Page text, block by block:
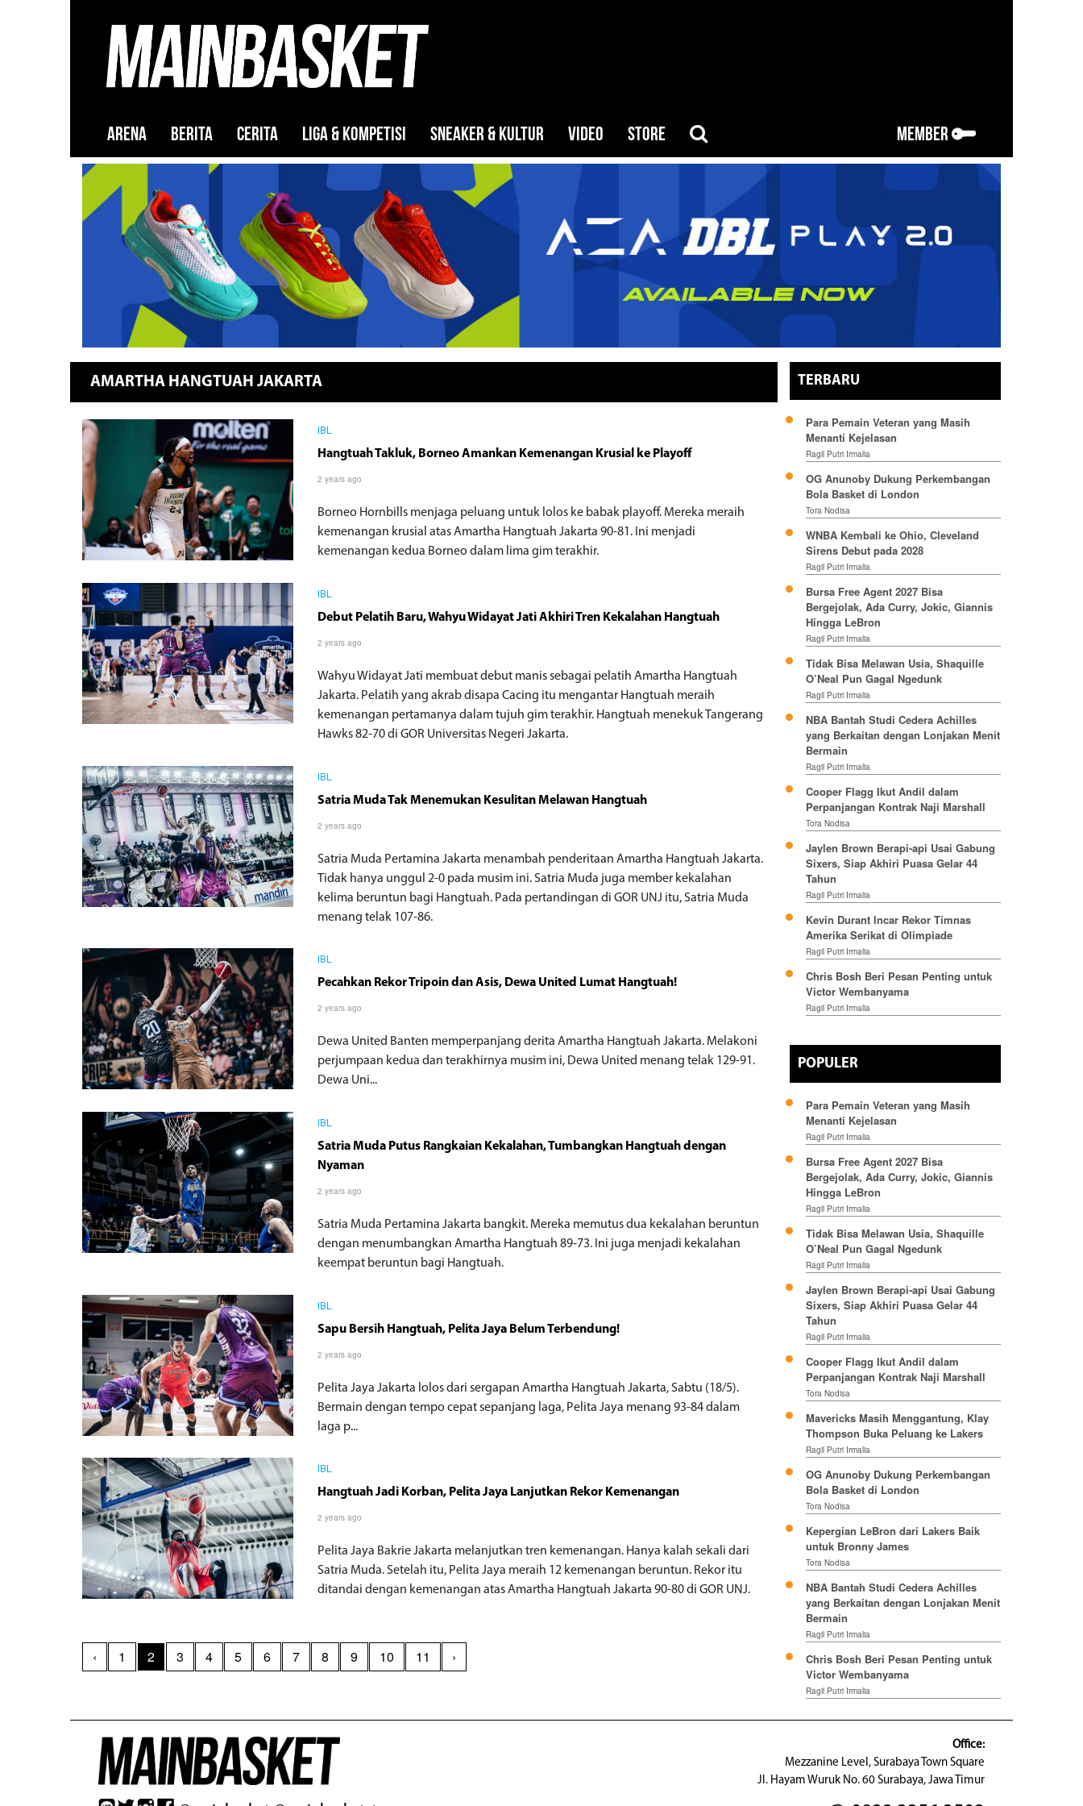
ARENA BERITA CERITA LIGA & KOMPETISI SNEAKER & KULTUR VIDEO STORE MEMBER
AMARTHA HANGTUAH JAKARTA
IBL
Hangtuah Takluk, Borneo Amankan Kemenangan Krusial ke Playoff
2 years ago
Borneo Hornbills menjaga peluang untuk lolos ke babak playoff. Mereka meraih
kemenangan krusial atas Amartha Hangtuah Jakarta 90-81. Ini menjadi
kemenangan kedua Borneo dalam lima gim terakhir.
IBL
Debut Pelatih Baru, Wahyu Widayat Jati Akhiri Tren Kekalahan Hangtuah
2 years ago
Wahyu Widayat Jati membuat debut manis sebagai pelatih Amartha Hangtuah
Jakarta. Pelatih yang akrab disapa Cacing itu mengantar Hangtuah meraih
kemenangan pertamanya dalam tujuh gim terakhir. Hangtuah menekuk Tangerang
Hawks 82-70 di GOR Universitas Negeri Jakarta.
IBL
Satria Muda Tak Menemukan Kesulitan Melawan Hangtuah
2 years ago
Satria Muda Pertamina Jakarta menambah penderitaan Amartha Hangtuah Jakarta.
Tidak hanya unggul 2-0 pada musim ini. Satria Muda juga member kekalahan
kelima beruntun bagi Hangtuah. Pada pertandingan di GOR UNJ itu, Satria Muda
menang telak 107-86.
IBL
Pecahkan Rekor Tripoin dan Asis, Dewa United Lumat Hangtuah!
2 years ago
Dewa United Banten memperpanjang derita Amartha Hangtuah Jakarta. Melakoni
perjumpaan kedua dan terakhirnya musim ini, Dewa United menang telak 129-91.
Dewa Uni...
IBL
Satria Muda Putus Rangkaian Kekalahan, Tumbangkan Hangtuah dengan
Nyaman
2 years ago
Satria Muda Pertamina Jakarta bangkit. Mereka memutus dua kekalahan beruntun
dengan menumbangkan Amartha Hangtuah 89-73. Ini juga menjadi kekalahan
keempat beruntun bagi Hangtuah.
IBL
Sapu Bersih Hangtuah, Pelita Jaya Belum Terbendung!
2 years ago
Pelita Jaya Jakarta lolos dari sergapan Amartha Hangtuah Jakarta, Sabtu (18/5).
Bermain dengan tempo cepat sepanjang laga, Pelita Jaya menang 93-84 dalam
laga p...
IBL
Hangtuah Jadi Korban, Pelita Jaya Lanjutkan Rekor Kemenangan
2 years ago
Pelita Jaya Bakrie Jakarta melanjutkan tren kemenangan. Hanya kalah sekali dari
Satria Muda. Setelah itu, Pelita Jaya meraih 12 kemenangan beruntun. Rekor itu
ditandai dengan kemenangan atas Amartha Hangtuah Jakarta 90-80 di GOR UNJ.
‹ 1 2 3 4 5 6 7 8 9 10 11 ›
TERBARU
Para Pemain Veteran yang Masih
Menanti Kejelasan
Ragil Putri Irmalia
OG Anunoby Dukung Perkembangan
Bola Basket di London
Tora Nodisa
WNBA Kembali ke Ohio, Cleveland
Sirens Debut pada 2028
Ragil Putri Irmalia
Bursa Free Agent 2027 Bisa
Bergejolak, Ada Curry, Jokic, Giannis
Hingga LeBron
Ragil Putri Irmalia
Tidak Bisa Melawan Usia, Shaquille
O’Neal Pun Gagal Ngedunk
Ragil Putri Irmalia
NBA Bantah Studi Cedera Achilles
yang Berkaitan dengan Lonjakan Menit
Bermain
Ragil Putri Irmalia
Cooper Flagg Ikut Andil dalam
Perpanjangan Kontrak Naji Marshall
Tora Nodisa
Jaylen Brown Berapi-api Usai Gabung
Sixers, Siap Akhiri Puasa Gelar 44
Tahun
Ragil Putri Irmalia
Kevin Durant Incar Rekor Timnas
Amerika Serikat di Olimpiade
Ragil Putri Irmalia
Chris Bosh Beri Pesan Penting untuk
Victor Wembanyama
Ragil Putri Irmalia
POPULER
Para Pemain Veteran yang Masih
Menanti Kejelasan
Ragil Putri Irmalia
Bursa Free Agent 2027 Bisa
Bergejolak, Ada Curry, Jokic, Giannis
Hingga LeBron
Ragil Putri Irmalia
Tidak Bisa Melawan Usia, Shaquille
O’Neal Pun Gagal Ngedunk
Ragil Putri Irmalia
Jaylen Brown Berapi-api Usai Gabung
Sixers, Siap Akhiri Puasa Gelar 44
Tahun
Ragil Putri Irmalia
Cooper Flagg Ikut Andil dalam
Perpanjangan Kontrak Naji Marshall
Tora Nodisa
Mavericks Masih Menggantung, Klay
Thompson Buka Peluang ke Lakers
Ragil Putri Irmalia
OG Anunoby Dukung Perkembangan
Bola Basket di London
Tora Nodisa
Kepergian LeBron dari Lakers Baik
untuk Bronny James
Tora Nodisa
NBA Bantah Studi Cedera Achilles
yang Berkaitan dengan Lonjakan Menit
Bermain
Ragil Putri Irmalia
Chris Bosh Beri Pesan Penting untuk
Victor Wembanyama
Ragil Putri Irmalia
Office:
Mezzanine Level, Surabaya Town Square
Jl. Hayam Wuruk No. 60 Surabaya, Jawa Timur